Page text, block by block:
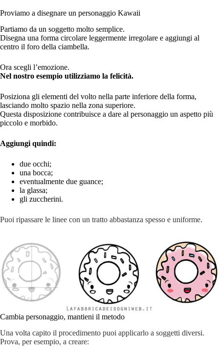
Proviamo a disegnare un personaggio Kawaii
Partiamo da un soggetto molto semplice.
Disegna una forma circolare leggermente irregolare e aggiungi al
centro il foro della ciambella.
Ora scegli l’emozione.
Nel nostro esempio utilizziamo la felicità.
Posiziona gli elementi del volto nella parte inferiore della forma,
lasciando molto spazio nella zona superiore.
Questa disposizione contribuisce a dare al personaggio un aspetto più
piccolo e morbido.
Aggiungi quindi:
due occhi;
una bocca;
eventualmente due guance;
la glassa;
gli zuccherini.
Puoi ripassare le linee con un tratto abbastanza spesso e uniforme.
Cambia personaggio, mantieni il metodo
Una volta capito il procedimento puoi applicarlo a soggetti diversi.
Prova, per esempio, a creare: